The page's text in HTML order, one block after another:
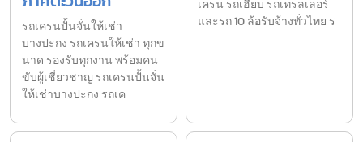
รถเครนปั้นจั่นให้เช่า
บางปะกง รถเครนให้เช่า ทุกข
นาด รองรับทุกงาน พร้อมคน
ขับผู้เชี่ยวชาญ รถเครนปั้นจั่น
ให้เช่าบางปะกง รถเค
เครน รถเฮี๊ยบ รถเทรลเลอร์
และรถ 10 ล้อรับจ้างทั่วไทย ร